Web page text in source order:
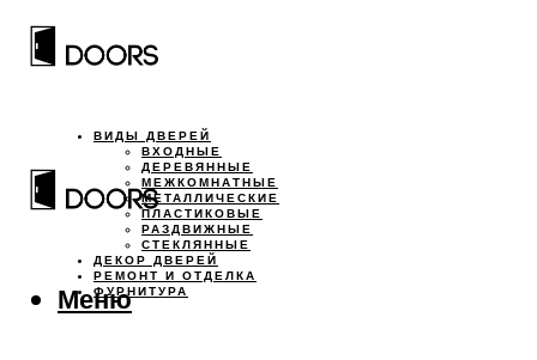
ВИДЫ ДВЕРЕЙ
ВХОДНЫЕ
ДЕРЕВЯННЫЕ
МЕЖКОМНАТНЫЕ
МЕТАЛЛИЧЕСКИЕ
ПЛАСТИКОВЫЕ
РАЗДВИЖНЫЕ
СТЕКЛЯННЫЕ
ДЕКОР ДВЕРЕЙ
РЕМОНТ И ОТДЕЛКА
ФУРНИТУРА
Меню